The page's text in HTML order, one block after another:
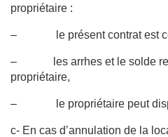
propriétaire :
– le présent contrat est
– les arrhes et le solde
propriétaire,
– le propriétaire peut
c- En cas d’annulation de la